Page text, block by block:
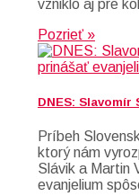
vzniklo aj pre
Pozrieť »
DNES: Slavomír
Príbeh
ktorý nám
Slávik a Martin
evanjelium